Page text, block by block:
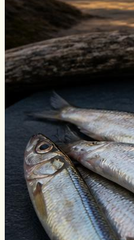
Снасти
Спиннинг
Блесна
Воблеры
Поплавок
Виды ловли
Зимняя
Нахлыст
Снаряжение
Эхолоты
Лодки и
Узлы
Рецепты
Разное